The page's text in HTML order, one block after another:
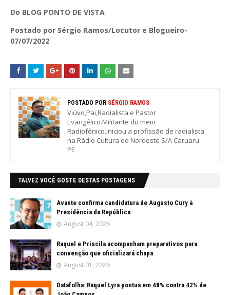
Do BLOG PONTO DE VISTA
Postado por Sérgio Ramos/Locutor e Blogueiro-
07/07/2022
POSTADO POR SÉRGIO RAMOS
Viúvo,Pai,Radialista e Pastor
Evangélico.Militante do meio
Radiofônico.Iniciou a profissão de radialista
na Rádio Cultura do Nordeste S/A Caruaru -
PE
TALVEZ VOCÊ GOSTE DESTAS POSTAGENS
Avante confirma candidatura de Augusto Cury à
Presidência da República
August 04, 2026
Raquel e Priscila acompanham preparativos para
convenção que oficializará chapa
August 01, 2026
Datafolha: Raquel Lyra pontua em 48% contra 42% de